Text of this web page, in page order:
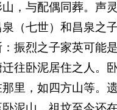
，与配偶同葬。声
（七世）和昌泉之
振烈之子家英可能
往卧泥居住之人。
里，如四方山等。